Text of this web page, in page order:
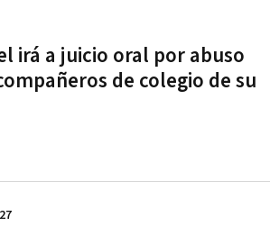
irá a juicio oral por abuso
de colegio de su